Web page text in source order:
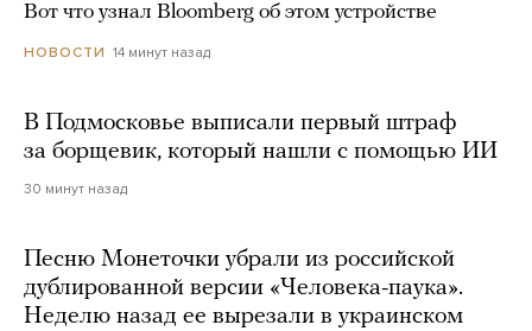
Вот что узнал Bloomberg об этом устройстве
НОВОСТИ 14 минут назад
В Подмосковье выписали первый штраф
за борщевик, который нашли с помощью ИИ
30 минут назад
Песню Монеточки убрали из российской
дублированной версии «Человека-паука».
Неделю назад ее вырезали в украинском